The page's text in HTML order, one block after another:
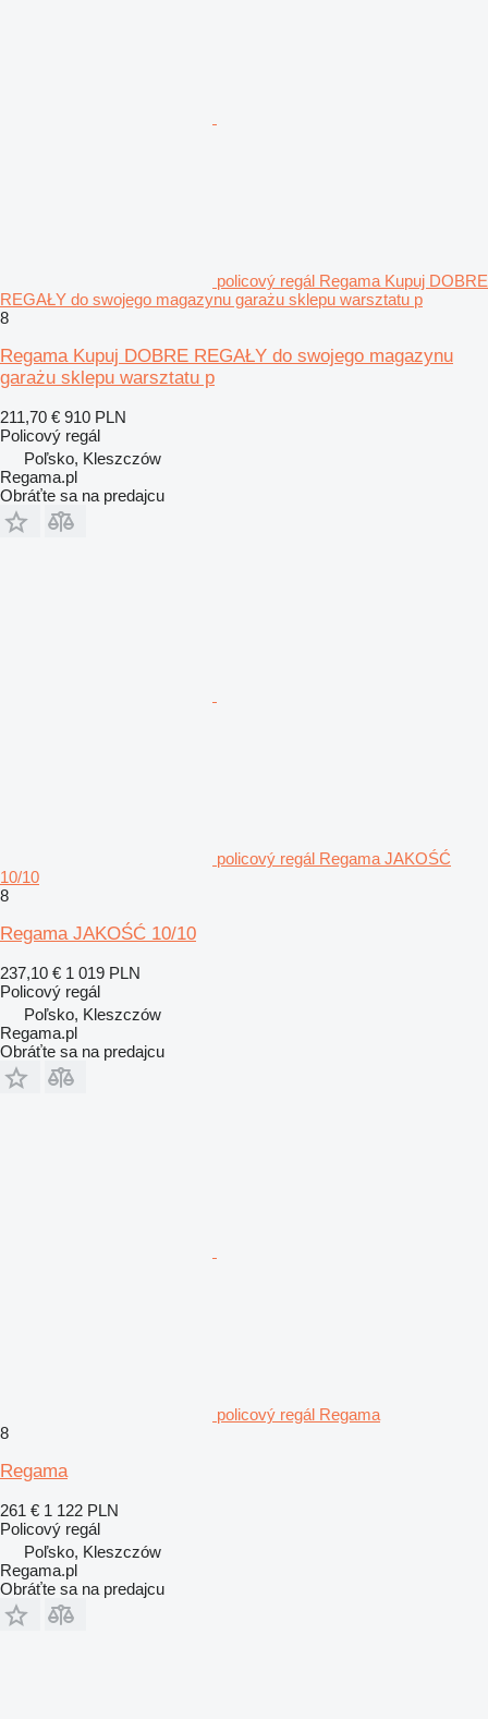
policový regál Regama Kupuj DOBRE
REGAŁY do swojego magazynu garażu sklepu warsztatu p
8
Regama Kupuj DOBRE REGAŁY do swojego magazynu
garażu sklepu warsztatu p
211,70 € 910 PLN
Policový regál
Poľsko, Kleszczów
Regama.pl
Obráťte sa na predajcu
policový regál Regama JAKOŚĆ
10/10
8
Regama JAKOŚĆ 10/10
237,10 € 1 019 PLN
Policový regál
Poľsko, Kleszczów
Regama.pl
Obráťte sa na predajcu
policový regál Regama
8
Regama
261 € 1 122 PLN
Policový regál
Poľsko, Kleszczów
Regama.pl
Obráťte sa na predajcu